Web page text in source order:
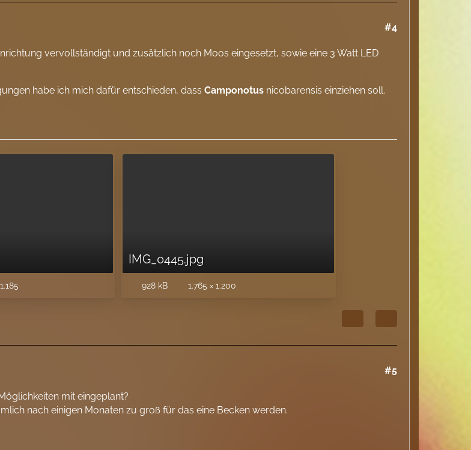
#4
vervollständigt und zusätzlich noch Moos eingesetzt, sowie eine 3 Watt LED
habe ich mich dafür entschieden, dassCamponotus nicobarensis einziehen soll.
IMG_0445.jpg
928 kB 1.765 × 1.200
#5
mit eingeplant?
nach einigen Monaten zu groß für das eine Becken werden.